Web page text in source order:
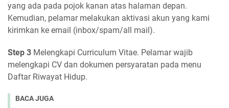
yang ada pada pojok kanan atas halaman depan.
Kemudian, pelamar melakukan aktivasi akun yang kami
kirimkan ke email (inbox/spam/all mail).
Step 3 Melengkapi Curriculum Vitae. Pelamar wajib
melengkapi CV dan dokumen persyaratan pada menu
Daftar Riwayat Hidup.
BACA JUGA